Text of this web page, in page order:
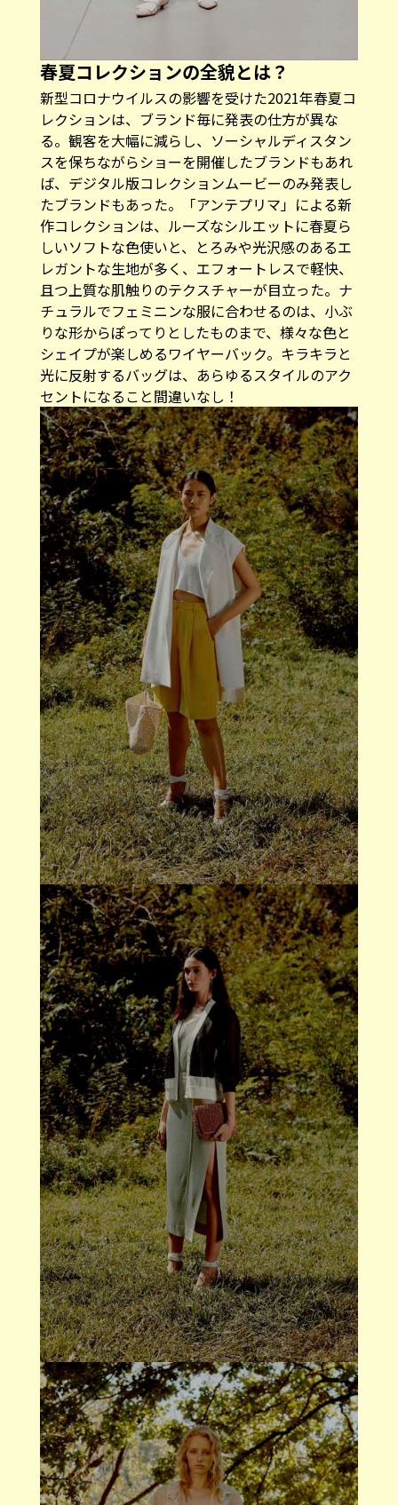
春夏コレクションの全貌とは？
新型コロナウイルスの影響を受けた2021年春夏コ
レクションは、ブランド毎に発表の仕方が異な
る。観客を大幅に減らし、ソーシャルディスタン
スを保ちながらショーを開催したブランドもあれ
ば、デジタル版コレクションムービーのみ発表し
たブランドもあった。「アンテプリマ」による新
作コレクションは、ルーズなシルエットに春夏ら
しいソフトな色使いと、とろみや光沢感のあるエ
レガントな生地が多く、エフォートレスで軽快、
且つ上質な肌触りのテクスチャーが目立った。ナ
チュラルでフェミニンな服に合わせるのは、小ぶ
りな形からぽってりとしたものまで、様々な色と
シェイプが楽しめるワイヤーバック。キラキラと
光に反射するバッグは、あらゆるスタイルのアク
セントになること間違いなし！